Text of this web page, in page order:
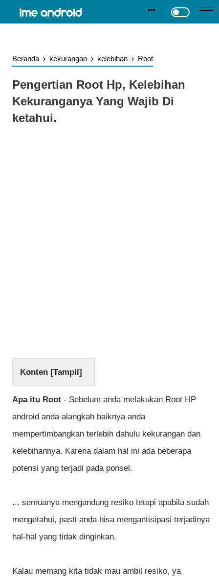
Beranda › kekurangan › kelebihan › Root
Pengertian Root Hp, Kelebihan
Kekuranganya Yang Wajib Di
ketahui.
Konten [Tampil]
Apa itu Root - Sebelum anda melakukan Root HP
android anda alangkah baiknya anda
mempertimbangkan terlebih dahulu kekurangan dan
kelebihannya. Karena dalam hal ini ada beberapa
potensi yang terjadi pada ponsel.
... semuanya mengandung resiko tetapi apabila sudah
mengetahui, pasti anda bisa mengantisipasi terjadinya
hal-hal yang tidak dinginkan.
Kalau memang kita tidak mau ambil resiko, ya